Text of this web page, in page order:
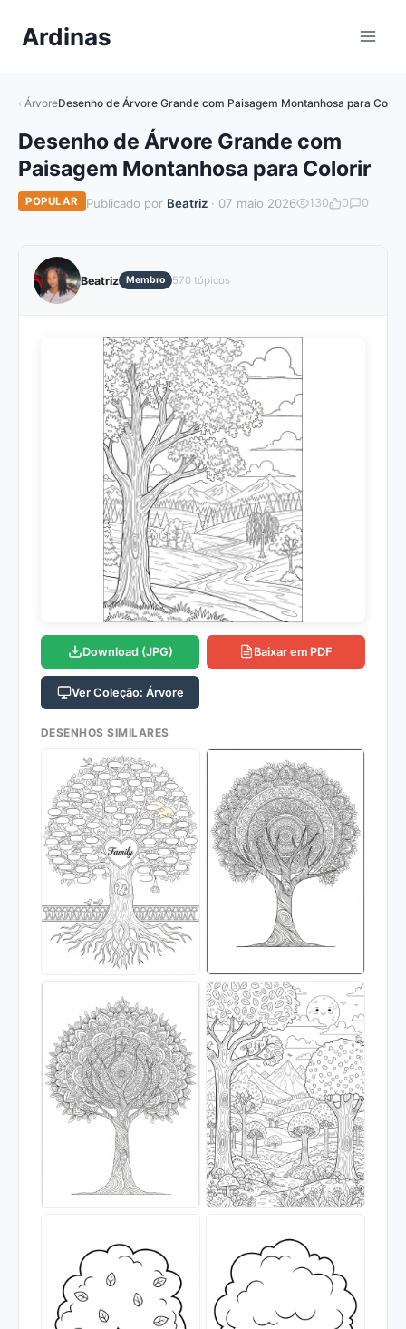
paraArdinas
ÁrvoreDesenho de Árvore Grande com Paisagem Montanhosa para
Desenho de Árvore Grande com
Paisagem Montanhosa para Colorir
POPULAR Publicado por Beatriz· 07 maio 2026 130 0 0
Beatriz Membro 570 tópicos
Download (JPG) Baixar em PDF
Ver Coleção: Árvore
DESENHOS SIMILARES